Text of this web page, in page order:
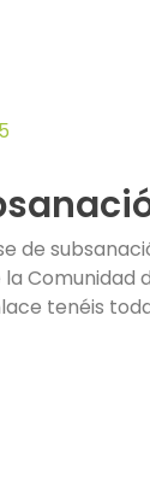
de
Comunidad
tenéis